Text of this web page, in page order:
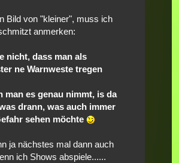
Bild von "kleiner", muss ich
anmerken:
nicht, dass man als
ne Warnweste tregen
man es genau nimmt, is da
drann, was auch immer
sehen möchte
ja nächstes mal dann auch
ich Shows abspiele......